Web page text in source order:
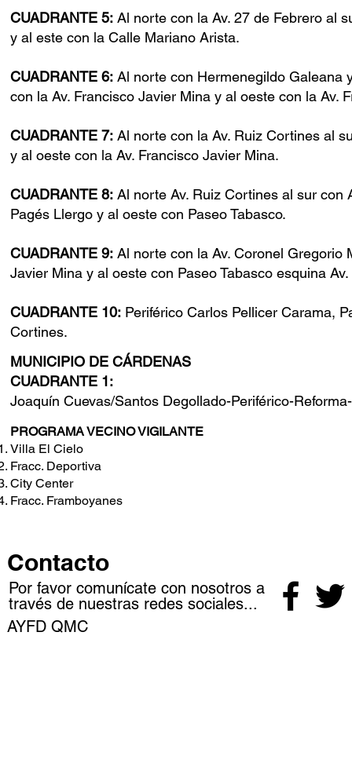
CUADRANTE 5: Al norte con la Av. 27 de Febrero al
y al este con la Calle Mariano Arista.
CUADRANTE 6: Al norte con Hermenegildo Galeana
con la Av. Francisco Javier Mina y al oeste con la Av.
CUADRANTE 7: Al norte con la Av. Ruiz Cortines al
y al oeste con la Av. Francisco Javier Mina.
CUADRANTE 8: Al norte Av. Ruiz Cortines al sur con
Pagés Llergo y al oeste con Paseo Tabasco.
CUADRANTE 9: Al norte con la Av. Coronel Gregorio
Javier Mina y al oeste con Paseo Tabasco esquina
CUADRANTE 10: Periférico Carlos Pellicer Carama,
Cortines.
MUNICIPIO DE CÁRDENAS
CUADRANTE 1:
Joaquín Cuevas/Santos Degollado-Periférico-
PROGRAMA VECINO VIGILANTE
Villa El Cielo
Fracc. Deportiva
City Center
Fracc. Framboyanes
Contacto
Por favor comunícate con nosotros a
través de nuestras redes sociales...
AYFD QMC